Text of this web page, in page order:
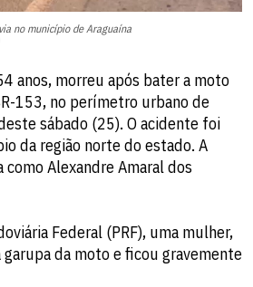
no município de Araguaína
anos, morreu após bater a moto
153, no perímetro urbano de
sábado (25). O acidente foi
da região norte do estado. A
Alexandre Amaral dos
Federal (PRF), uma mulher,
garupa da moto e ficou gravemente